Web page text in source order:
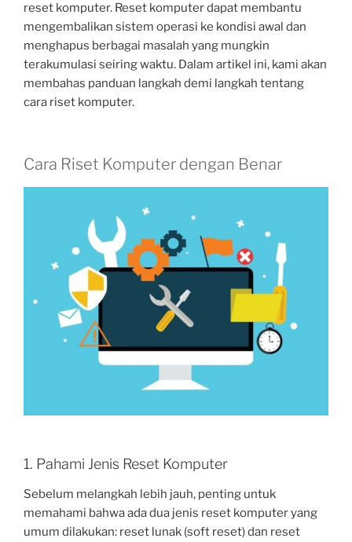
reset komputer. Reset komputer dapat membantu
mengembalikan sistem operasi ke kondisi awal dan
menghapus berbagai masalah yang mungkin
terakumulasi seiring waktu. Dalam artikel ini, kami akan
membahas panduan langkah demi langkah tentang
cara riset komputer.
Cara Riset Komputer dengan Benar
1. Pahami Jenis Reset Komputer
Sebelum melangkah lebih jauh, penting untuk
memahami bahwa ada dua jenis reset komputer yang
umum dilakukan: reset lunak (soft reset) dan reset